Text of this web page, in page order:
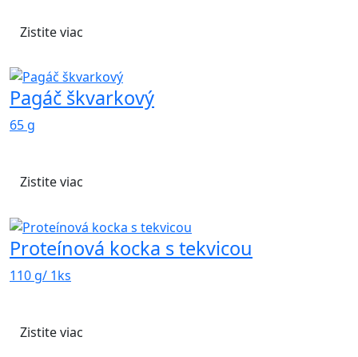
Zistite viac
Pagáč škvarkový
65 g
Zistite viac
Proteínová kocka s tekvicou
110 g/ 1ks
Zistite viac